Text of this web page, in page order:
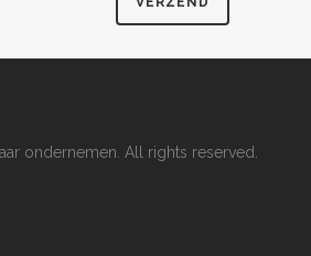
ondernemen. All rights reserved.